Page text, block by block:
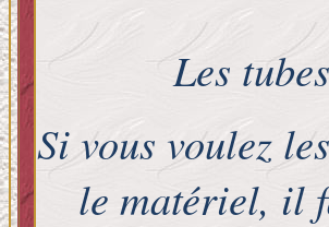
Les
Si vous voulez
le matériel, il